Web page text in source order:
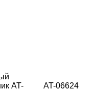
AT-
AT-06624